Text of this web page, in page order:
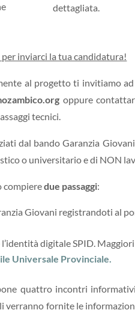
dettagliata.
inviarci la tua candidatura!
al progetto ti invitiamo
oppure
tecnici.
dal bando Garanzia
o universitario e di NON
compieredue passaggi:
Giovani registrandoti al
digitale SPID.
Universale Provinciale.
quattro incontri
verranno fornite le